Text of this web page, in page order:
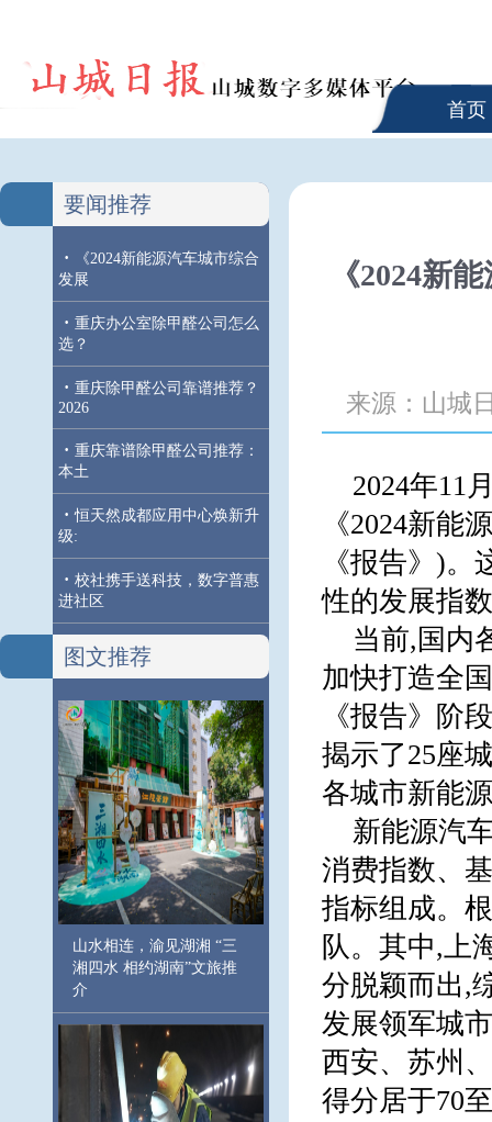
首页
要闻推荐
·
《2024新能源汽车城市综合
发展
· 重庆办公室除甲醛公司怎么
选？
· 重庆除甲醛公司靠谱推荐？
2026
· 重庆靠谱除甲醛公司推荐：
本土
· 恒天然成都应用中心焕新升
级:
· 校社携手送科技，数字普惠
进社区
图文推荐
山水相连，渝见湖湘 “三
湘四水 相约湖南”文旅推
介
《2024新
来源：山城
2024年11
《2024新能
《报告》)
性的发展指
当前,国内
加快打造全
《报告》阶
揭示了25座
各城市新能
新能源汽
消费指数、
指标组成。
队。其中,上
分脱颖而出,
发展领军城
西安、苏州
得分居于70